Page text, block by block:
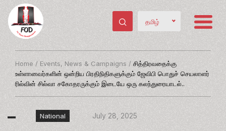
தமிழ்
Home / Events, News & Campaigns / சித்திரவதைக்கு
உள்ளானவர்களின் ஒன்றிய பிரதிநிதிகளுக்கும் ஜேவிபி பொதுச் செயலாளர்
ரில்வின் சில்வா சகோதரருக்கும் இடையே ஒரு கலந்துரையாடல்..
National July 28, 2025